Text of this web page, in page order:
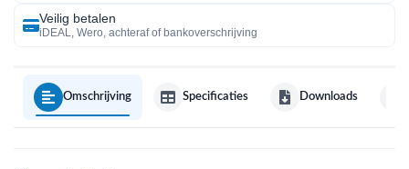
Veilig betalen
iDEAL, Wero, achteraf of bankoverschrijving
Omschrijving Specificaties Downloads